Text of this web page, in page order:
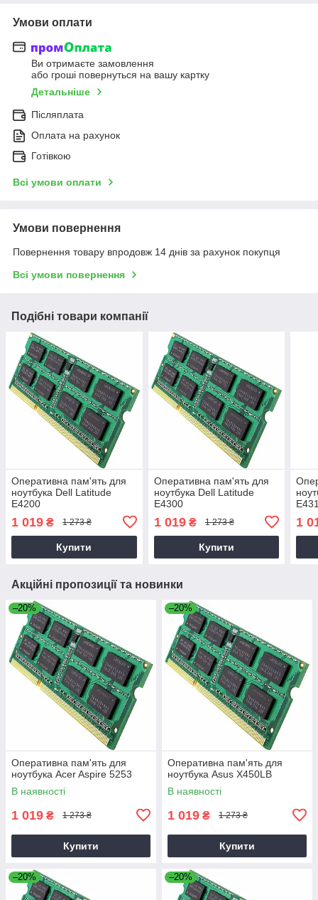
Умови оплати
Ви отримаєте замовлення
або гроші повернуться на вашу картку
Детальніше
Післяплата
Оплата на рахунок
Готівкою
Всі умови оплати
Умови повернення
Повернення товару впродовж 14 днів за рахунок покупця
Всі умови повернення
Подібні товари компанії
Оперативна пам'ять для
ноутбука Dell Latitude
E4200
1 019 ₴ 1 273 ₴
Купити
Оперативна пам'ять для
ноутбука Dell Latitude
E4300
1 019₴ 1 273 ₴
Купити
1
Акційні пропозиції та новинки
–20%
Оперативна пам'ять для
ноутбука Acer Aspire 5253
В наявності
1 019 ₴ 1 273 ₴
Купити
–20%
Оперативна пам'ять для
ноутбука Asus X450LB
В наявності
1 019 ₴ 1 273 ₴
Купити
–20% –20%